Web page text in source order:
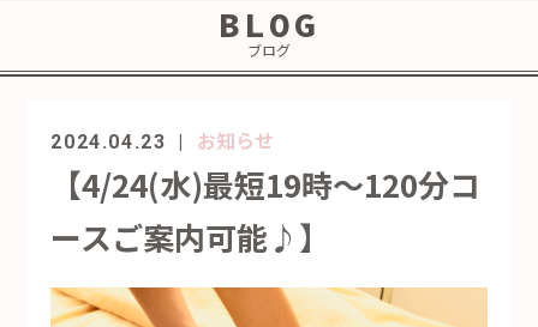
BLOG
ブログ
2024.04.23 お知らせ
【4/24(水)最短19時～120分コ
ースご案内可能♪】